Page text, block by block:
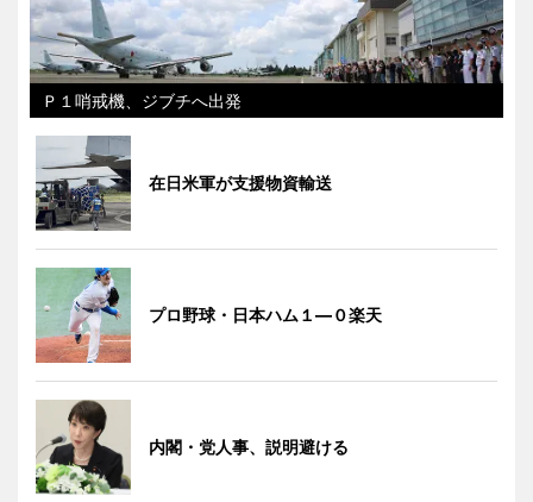
Ｐ１哨戒機、ジブチへ出発
在日米軍が支援物資輸送
プロ野球・日本ハム１―０楽天
内閣・党人事、説明避ける